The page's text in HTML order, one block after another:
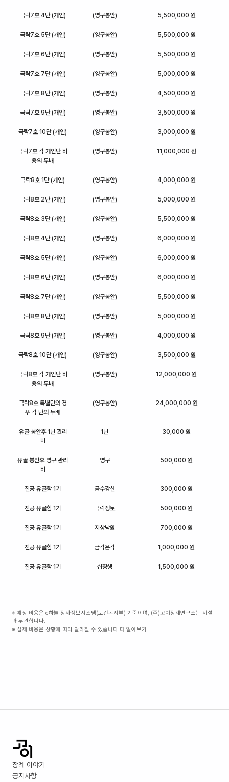
극락7호 4단 (개인) (영구봉안) 5,500,000 원
극락7호 5단 (개인) (영구봉안) 5,500,000 원
극락7호 6단 (개인) (영구봉안) 5,500,000 원
극락7호 7단 (개인) (영구봉안) 5,000,000 원
극락7호 8단 (개인) (영구봉안) 4,500,000 원
극락7호 9단 (개인) (영구봉안) 3,500,000 원
극락7호 10단 (개인) (영구봉안) 3,000,000 원
극락7호 각 개인단 비
용의 두배
(영구봉안) 11,000,000 원
극락8호 1단 (개인) (영구봉안) 4,000,000 원
극락8호 2단 (개인) (영구봉안) 5,000,000 원
극락8호 3단 (개인) (영구봉안) 5,500,000 원
극락8호 4단 (개인) (영구봉안) 6,000,000 원
극락8호 5단 (개인) (영구봉안) 6,000,000 원
극락8호 6단 (개인) (영구봉안) 6,000,000 원
극락8호 7단 (개인) (영구봉안) 5,500,000 원
극락8호 8단 (개인) (영구봉안) 5,000,000 원
극락8호 9단 (개인) (영구봉안) 4,000,000 원
극락8호 10단 (개인) (영구봉안) 3,500,000 원
극락8호 각 개인단 비
용의 두배
(영구봉안) 12,000,000 원
극락8호 특별단의 경
우 각 단의 두배
(영구봉안) 24,000,000 원
유골 봉안후 1년 관리
비
1년 30,000 원
유골 봉안후 영구 관리
비
영구 500,000 원
진공 유골함 1기 금수강산 300,000 원
진공 유골함 1기 극락정토 500,000 원
진공 유골함 1기 지상낙원 700,000 원
진공 유골함 1기 금각은각 1,000,000 원
진공 유골함 1기 십장생 1,500,000 원
※ 예상 비용은 e하늘 장사정보시스템(보건복지부) 기준이며, (주)고이장례연구소는 시설
과 무관합니다.
※ 실제 비용은 상황에 따라 달라질 수 있습니다.더 알아보기
장례 이야기
공지사항